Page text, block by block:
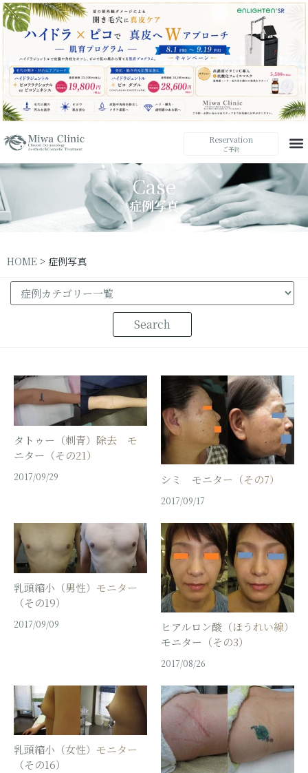
Reservation
ご予約
Case
症例写真
HOME > 症例写真
タトゥー（刺青）除去 モ
ニター（その21）
2017/09/29 シミ モニター（その7）
2017/09/17
乳頭縮小（男性）モニター
（その19）
2017/09/09
ヒアルロン酸（ほうれい線）
モニター（その3）
2017/08/26
乳頭縮小（女性）モニター
（その16）